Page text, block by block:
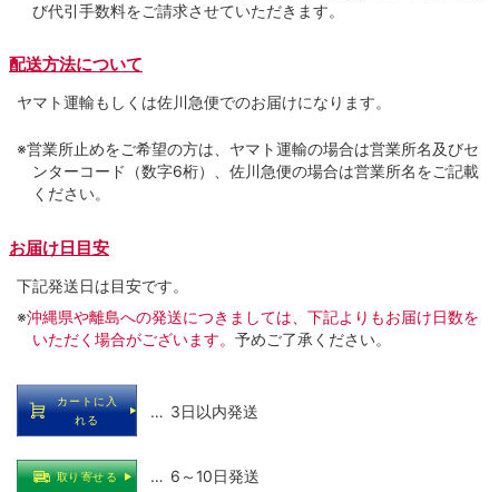
び代引手数料をご請求させていただきます。
配送方法について
ヤマト運輸もしくは佐川急便でのお届けになります。
※営業所止めをご希望の方は、ヤマト運輸の場合は営業所名及びセ
ンターコード（数字6桁）、佐川急便の場合は営業所名をご記載
ください。
お届け日目安
下記発送日は目安です。
※沖縄県や離島への発送につきましては、下記よりもお届け日数を
いただく場合がございます。 予めご了承ください。
カートに入
れる
… 3日以内発送
取り寄せる … 6～10日発送